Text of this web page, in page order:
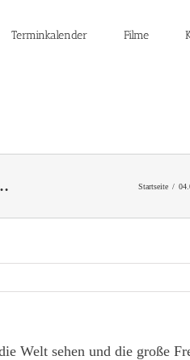
Terminkalender Filme
Startseite
Welt sehen und die große